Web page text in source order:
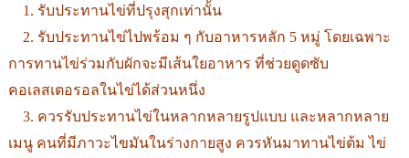
1. รับประทานไข่ที่ปรุงสุกเท่านั้น
2. รับประทานไข่ไปพร้อม ๆ กับอาหารหลัก 5 หมู่ โดยเฉพาะ
การทานไข่ร่วมกับผักจะมีเส้นใยอาหาร ที่ช่วยดูดซับ
คอเลสเตอรอลในไข่ได้ส่วนหนึ่ง
3. ควรรับประทานไข่ในหลากหลายรูปแบบ และหลากหลาย
เมนู คนที่มีภาวะไขมันในร่างกายสูง ควรหันมาทานไข่ต้ม ไข่